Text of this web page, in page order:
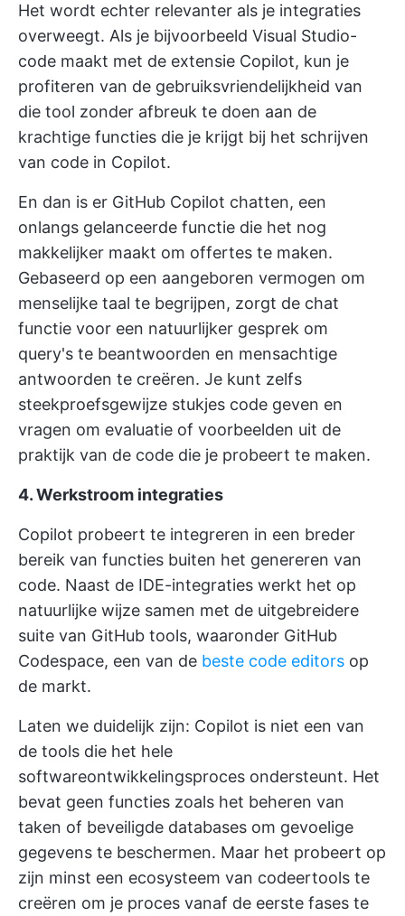
Het wordt echter relevanter als je integraties
overweegt. Als je bijvoorbeeld Visual Studio-
code maakt met de extensie Copilot, kun je
profiteren van de gebruiksvriendelijkheid van
die tool zonder afbreuk te doen aan de
krachtige functies die je krijgt bij het schrijven
van code in Copilot.
En dan is er GitHub Copilot chatten, een
onlangs gelanceerde functie die het nog
makkelijker maakt om offertes te maken.
Gebaseerd op een aangeboren vermogen om
menselijke taal te begrijpen, zorgt de chat
functie voor een natuurlijker gesprek om
query's te beantwoorden en mensachtige
antwoorden te creëren. Je kunt zelfs
steekproefsgewijze stukjes code geven en
vragen om evaluatie of voorbeelden uit de
praktijk van de code die je probeert te maken.
4. Werkstroom integraties
Copilot probeert te integreren in een breder
bereik van functies buiten het genereren van
code. Naast de IDE-integraties werkt het op
natuurlijke wijze samen met de uitgebreidere
suite van GitHub tools, waaronder GitHub
Codespace, een van de beste code editors op
de markt.
Laten we duidelijk zijn: Copilot is niet een van
de tools die het hele
softwareontwikkelingsproces ondersteunt. Het
bevat geen functies zoals het beheren van
taken of beveiligde databases om gevoelige
gegevens te beschermen. Maar het probeert op
zijn minst een ecosysteem van codeertools te
creëren om je proces vanaf de eerste fases te